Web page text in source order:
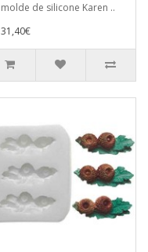
molde de silicone Karen ..
31,40€